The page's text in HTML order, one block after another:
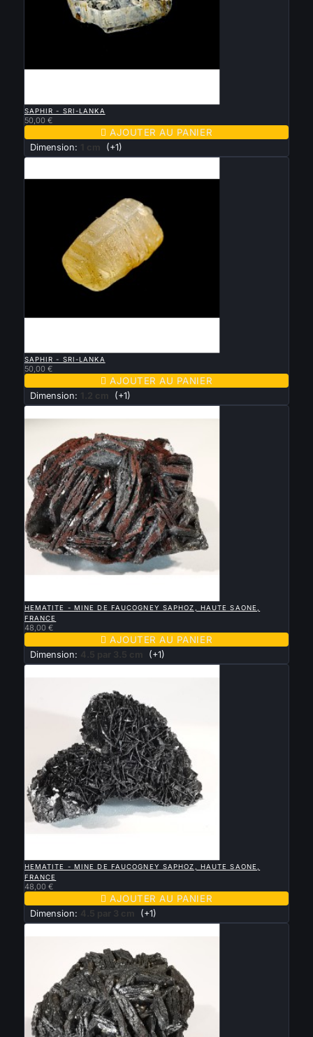
SAPHIR - SRI-LANKA
50,00 €
 AJOUTER AU PANIER
Dimension: 1 cm (+1)
SAPHIR - SRI-LANKA
50,00 €
 AJOUTER AU PANIER
Dimension: 1.2 cm (+1)
HEMATITE - MINE DE FAUCOGNEY SAPHOZ, HAUTE SAONE,
FRANCE
48,00 €
 AJOUTER AU PANIER
Dimension: 4.5 par 3.5 cm (+1)
HEMATITE - MINE DE FAUCOGNEY SAPHOZ, HAUTE SAONE,
FRANCE
48,00 €
 AJOUTER AU PANIER
Dimension: 4.5 par 3 cm (+1)